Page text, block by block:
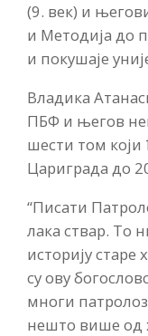
(9. век) и
и Методија до
и покушаје
Владика
ПБФ и његов
шести том
Цариграда до
“Писати
лака ствар. То
историју старе
су ову
многи
нешто више од